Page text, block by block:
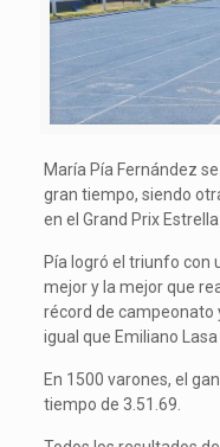
María Pía Fernández
gran tiempo, siendo
en el Grand Prix
Pía logró el triunfo con
mejor y la mejor que
récord de campeonato
igual que Emiliano
En 1500 varones, el
tiempo de 3.51.69.